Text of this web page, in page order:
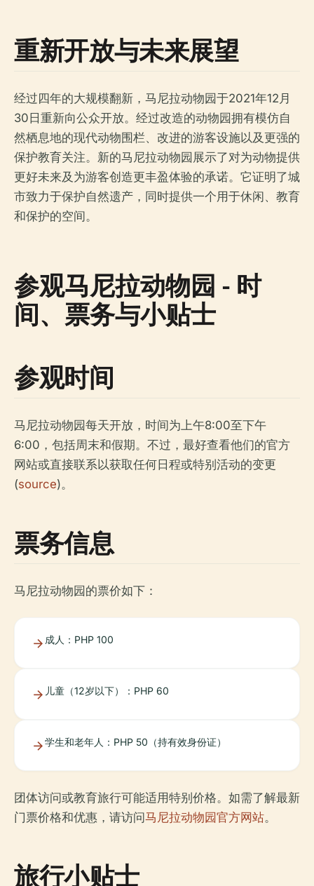
重新开放与未来展望
经过四年的大规模翻新，马尼拉动物园于2021年12月
30日重新向公众开放。经过改造的动物园拥有模仿自
然栖息地的现代动物围栏、改进的游客设施以及更强的
保护教育关注。新的马尼拉动物园展示了对为动物提供
更好未来及为游客创造更丰盈体验的承诺。它证明了城
市致力于保护自然遗产，同时提供一个用于休闲、教育
和保护的空间。
参观马尼拉动物园 - 时
间、票务与小贴士
参观时间
马尼拉动物园每天开放，时间为上午8:00至下午
6:00，包括周末和假期。不过，最好查看他们的官方
网站或直接联系以获取任何日程或特别活动的变更
(source)。
票务信息
马尼拉动物园的票价如下：
成人：PHP 100
儿童（12岁以下）：PHP 60
学生和老年人：PHP 50（持有效身份证）
团体访问或教育旅行可能适用特别价格。如需了解最新
门票价格和优惠，请访问马尼拉动物园官方网站。
旅行小贴士